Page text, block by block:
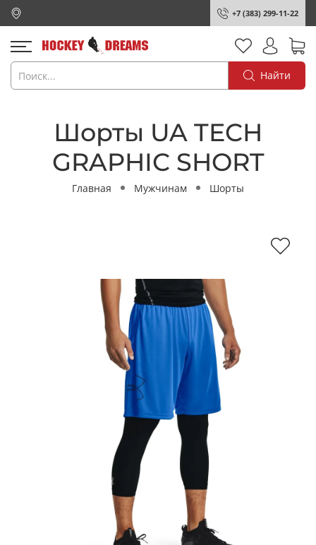
+7 (383) 299-11-22
Найти
Шорты UA TECH
GRAPHIC SHORT
Главная Мужчинам Шорты